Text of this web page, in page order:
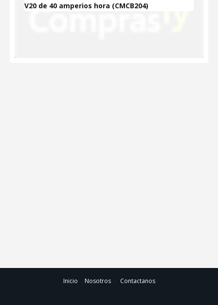
V20 de 40 amperios hora (CMCB204)
Inicio Nosotros Contactanos